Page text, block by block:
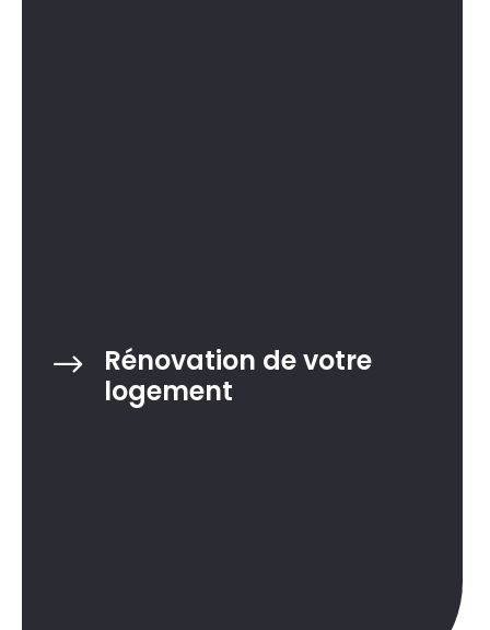
$
Rénovation de votre
logement